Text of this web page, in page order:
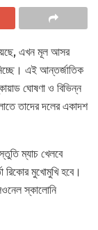
এখন মূল আসর
এই আন্তর্জাতিক
ঘোষণা ও বিভিন্ন
তাদের দলের একাদশ
ম্যাচ খেলবে
রিকোর মুখোমুখি হবে।
স্কালোনি